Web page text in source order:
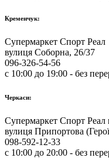
Кременчук:
Супермаркет Спорт Реал
вулиця Соборна, 26/37
096-326-54-56
с 10:00 до 19:00 - без
Черкаси:
Супермаркет Спорт
вулиця Припортова
098-592-12-33
с 10:00 до 20:00 - без